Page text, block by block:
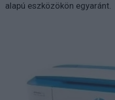
alapú eszközökön egyaránt.